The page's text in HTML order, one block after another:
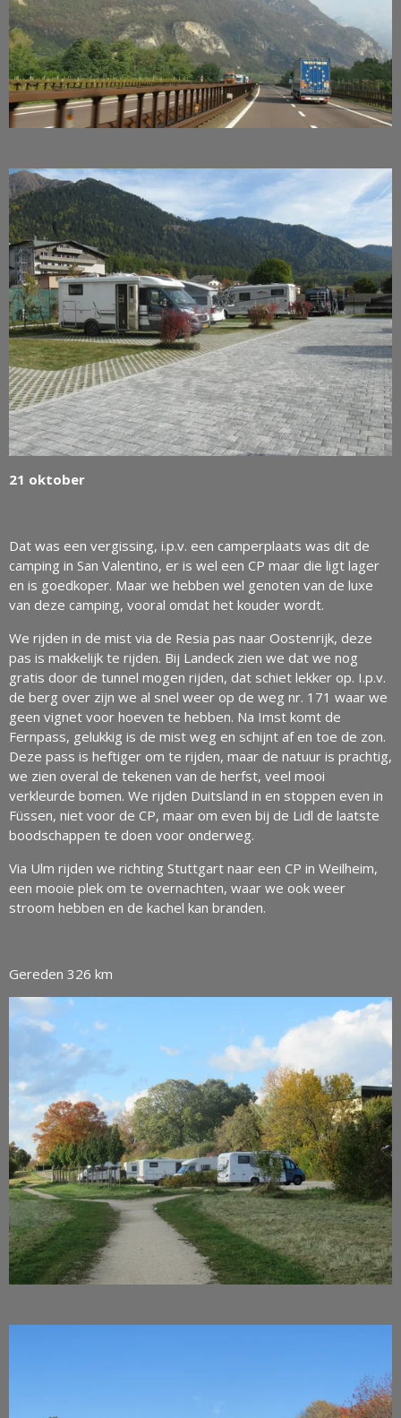
21 oktober
Dat was een vergissing, i.p.v. een camperplaats was dit de
camping in San Valentino, er is wel een CP maar die ligt lager
en is goedkoper. Maar we hebben wel genoten van de luxe
van deze camping, vooral omdat het kouder wordt.
We rijden in de mist via de Resia pas naar Oostenrijk, deze
pas is makkelijk te rijden. Bij Landeck zien we dat we nog
gratis door de tunnel mogen rijden, dat schiet lekker op. I.p.v.
de berg over zijn we al snel weer op de weg nr. 171 waar we
geen vignet voor hoeven te hebben. Na Imst komt de
Fernpass, gelukkig is de mist weg en schijnt af en toe de zon.
Deze pass is heftiger om te rijden, maar de natuur is prachtig,
we zien overal de tekenen van de herfst, veel mooi
verkleurde bomen. We rijden Duitsland in en stoppen even in
Füssen, niet voor de CP, maar om even bij de Lidl de laatste
boodschappen te doen voor onderweg.
Via Ulm rijden we richting Stuttgart naar een CP in Weilheim,
een mooie plek om te overnachten, waar we ook weer
stroom hebben en de kachel kan branden.
Gereden 326 km